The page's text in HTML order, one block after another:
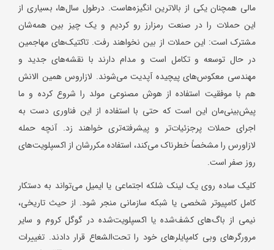
مالی همچنان یکی از بالاترین انگیزه‌هاست. درطول سال‌ها، بسیاری از
این حملات را در صنعت رمزارز رو کردیم و یک چیز بین همه‌شان
مشترک است: این حملات از بین نخواهند رفت. تاکتیک‌های مهاجمین
در حال توسعه و تکامل است و مدام دارند با نقشه‌های جدید و
مهندسی معکوس‌های پیچیده آپدیت می‌شوند. لازاروس همین الانش
هم با موفقیت استفاده از هوش مصنوعی مولد را شروع کرده و ما
پیش‌بینی‌مان این است که حتی با استفاده از این فناوری دست به
اجرای حملات پرجزئیات‌تر و پیشرفته‌تری خواهند زد. آنچه حمله
لازاورس را مشخصاً خطرناک می‌کند، استفاده مکررشان از اکسپلویت‌های
روز صفر است.
کلیک ساده روی یک لینک شلکه اجتماعی یا ایمیل می‌تواند به دستکار
کامل کامپیوتر شخصی یا شبکه سازمانی منجر شود. از حیث تاریخی،
نیمی از باگ‌های کشف‌شده یا اکسپلویت‌شده در گوگل کروم و سایر
مرورگرهای وبی کامپایلرهای خود را تحت‌الشعاع قرار دادند. تغییرات